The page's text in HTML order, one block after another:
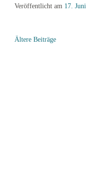
Veröffentlicht am 17.
Ältere Beiträge